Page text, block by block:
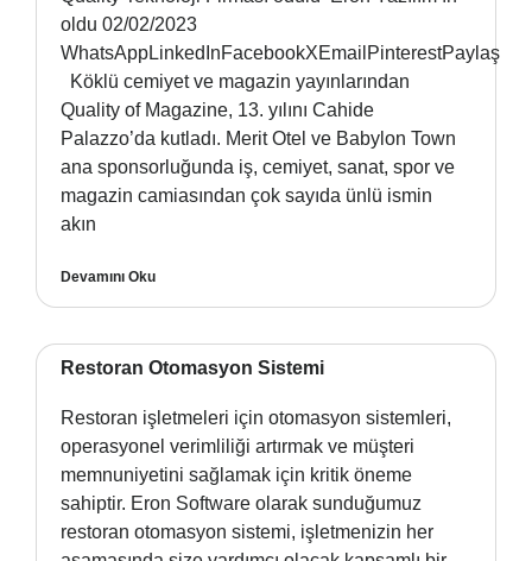
oldu 02/02/2023
WhatsAppLinkedInFacebookXEmailPinterestPaylaş
Köklü cemiyet ve magazin yayınlarından
Quality of Magazine, 13. yılını Cahide
Palazzo’da kutladı. Merit Otel ve Babylon Town
ana sponsorluğunda iş, cemiyet, sanat, spor ve
magazin camiasından çok sayıda ünlü ismin
akın
Devamını Oku
Restoran Otomasyon Sistemi
Restoran işletmeleri için otomasyon sistemleri,
operasyonel verimliliği artırmak ve müşteri
memnuniyetini sağlamak için kritik öneme
sahiptir. Eron Software olarak sunduğumuz
restoran otomasyon sistemi, işletmenizin her